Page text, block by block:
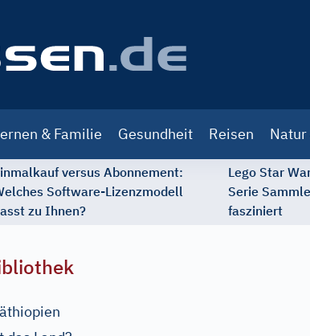
& Familie Gesundheit Reisen
versus Abonnement:
Software-Lizenzmodell
zu Ihnen?
Lego Star
Serie
fasziniert